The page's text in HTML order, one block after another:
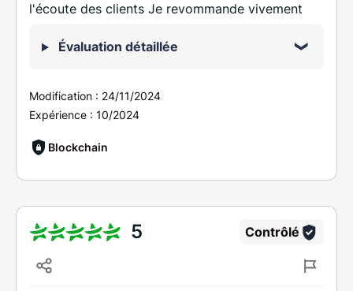
l'écoute des clients Je revommande vivement
Évaluation détaillée
Modification : 24/11/2024
Expérience : 10/2024
Blockchain
5 Contrôlé